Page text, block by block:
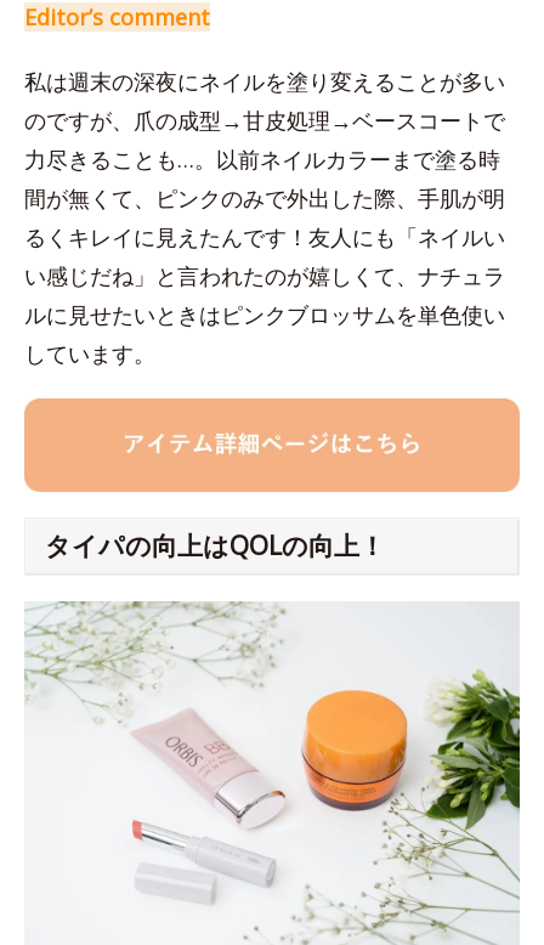
Editor’s comment
私は週末の深夜にネイルを塗り変えることが多い
のですが、爪の成型→甘皮処理→ベースコートで
力尽きることも…。以前ネイルカラーまで塗る時
間が無くて、ピンクのみで外出した際、手肌が明
るくキレイに見えたんです！友人にも「ネイルい
い感じだね」と言われたのが嬉しくて、ナチュラ
ルに見せたいときはピンクブロッサムを単色使い
しています。
タイパの向上はQOLの向上！